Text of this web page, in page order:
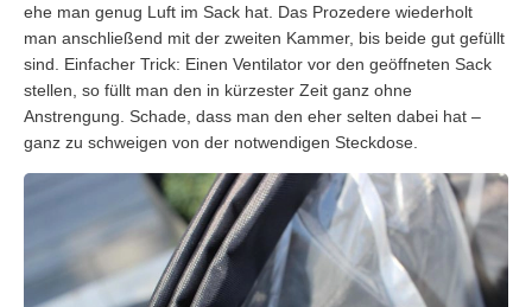
ehe man genug Luft im Sack hat. Das Prozedere wiederholt
man anschließend mit der zweiten Kammer, bis beide gut gefüllt
sind. Einfacher Trick: Einen Ventilator vor den geöffneten Sack
stellen, so füllt man den in kürzester Zeit ganz ohne
Anstrengung. Schade, dass man den eher selten dabei hat –
ganz zu schweigen von der notwendigen Steckdose.